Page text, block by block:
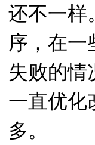
还不一样
序，在一
失败的情
一直优化
多。